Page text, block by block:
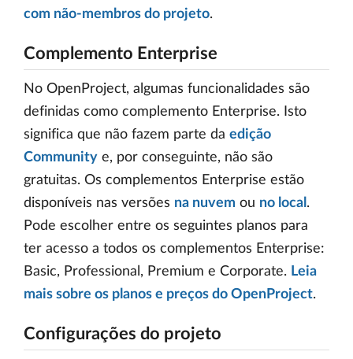
com não-membros do projeto.
Complemento Enterprise
No OpenProject, algumas funcionalidades são
definidas como complemento Enterprise. Isto
significa que não fazem parte da edição
Community e, por conseguinte, não são
gratuitas. Os complementos Enterprise estão
disponíveis nas versões na nuvem ou no local .
Pode escolher entre os seguintes planos para
ter acesso a todos os complementos Enterprise:
Basic, Professional, Premium e Corporate. Leia
mais sobre os planos e preços do OpenProject.
Configurações do projeto